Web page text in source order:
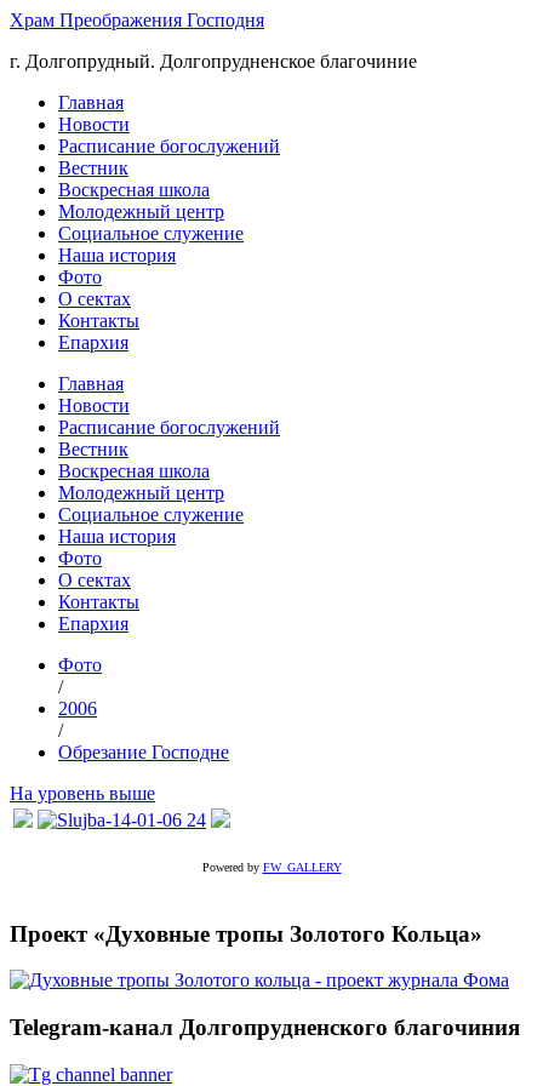
Храм Преображения Господня
г. Долгопрудный. Долгопрудненское благочиние
Главная
Новости
Расписание богослужений
Вестник
Воскресная школа
Молодежный центр
Социальное служение
Наша история
Фото
О сектах
Контакты
Епархия
Главная
Новости
Расписание богослужений
Вестник
Воскресная школа
Молодежный центр
Социальное служение
Наша история
Фото
О сектах
Контакты
Епархия
Фото
/
2006
/
Обрезание Господне
На уровень выше
Powered by FW_GALLERY
Проект «Духовные тропы Золотого Кольца»
Telegram-канал Долгопрудненского благочиния